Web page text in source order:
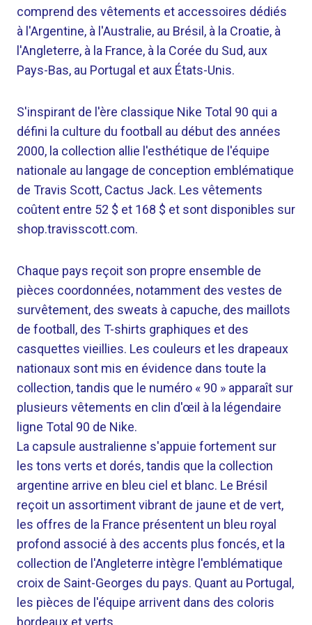
comprend des vêtements et accessoires dédiés
à l'Argentine, à l'Australie, au Brésil, à la Croatie, à
l'Angleterre, à la France, à la Corée du Sud, aux
Pays-Bas, au Portugal et aux États-Unis.
S'inspirant de l'ère classique Nike Total 90 qui a
défini la culture du football au début des années
2000, la collection allie l'esthétique de l'équipe
nationale au langage de conception emblématique
de Travis Scott, Cactus Jack. Les vêtements
coûtent entre 52 $ et 168 $ et sont disponibles sur
shop.travisscott.com.
Chaque pays reçoit son propre ensemble de
pièces coordonnées, notamment des vestes de
survêtement, des sweats à capuche, des maillots
de football, des T-shirts graphiques et des
casquettes vieillies. Les couleurs et les drapeaux
nationaux sont mis en évidence dans toute la
collection, tandis que le numéro « 90 » apparaît sur
plusieurs vêtements en clin d'œil à la légendaire
ligne Total 90 de Nike.
La capsule australienne s'appuie fortement sur
les tons verts et dorés, tandis que la collection
argentine arrive en bleu ciel et blanc. Le Brésil
reçoit un assortiment vibrant de jaune et de vert,
les offres de la France présentent un bleu royal
profond associé à des accents plus foncés, et la
collection de l'Angleterre intègre l'emblématique
croix de Saint-Georges du pays. Quant au Portugal,
les pièces de l'équipe arrivent dans des coloris
bordeaux et verts.